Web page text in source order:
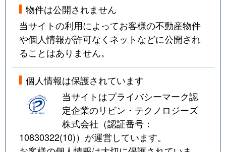
物件は公開されません
当サイトの利用によってお客様の不動産物件
や個人情報が許可なくネットなどに公開され
ることはありません。
個人情報は保護されています
当サイトはプライバシーマーク認
定企業のリビン・テクノロジーズ
株式会社（認証番号：
10830322(10)）が運営しています。